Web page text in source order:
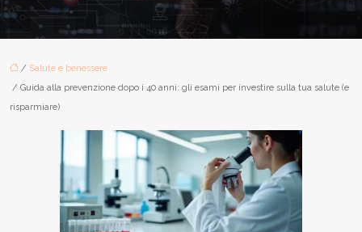
/ Salute e benessere
/ Guida alla prevenzione dopo i 40 anni: gli esami per investire sulla tua salute (e
risparmiare)